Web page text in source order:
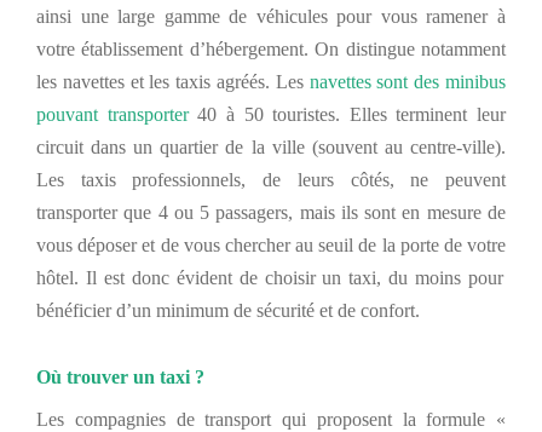
ainsi une large gammede véhicules pour vous ramenerà
votre établissement d’hébergement. On distingue notamment
les navettes et les taxis agréés. Les navettes sont des minibus
pouvant transporter40 à 50 touristes. Ellesterminent leur
circuit dans un quartier de la ville (souvent au centre-ville).
Les taxis professionnels,de leurs côtés, ne peuvent
transporter que 4 ou 5 passagers, mais ilssont en mesure de
vous déposeret de vous chercherau seuil de la porte devotre
hôtel. Il est donc évident de choisirun taxi,du moins pour
bénéficier d’un minimum de sécurité et de confort.
Où trouver un taxi ?
Les compagnies de transport qui proposentla formule «